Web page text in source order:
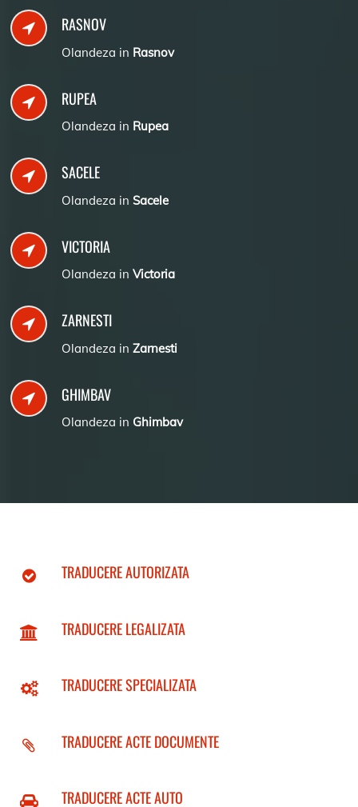
RASNOV
Olandeza in Rasnov
RUPEA
Olandeza in Rupea
SACELE
Olandeza in Sacele
VICTORIA
Olandeza in Victoria
ZARNESTI
Olandeza in Zarnesti
GHIMBAV
Olandeza in Ghimbav
TRADUCERE AUTORIZATA
TRADUCERE LEGALIZATA
TRADUCERE SPECIALIZATA
TRADUCERE ACTE DOCUMENTE
TRADUCERE ACTE AUTO